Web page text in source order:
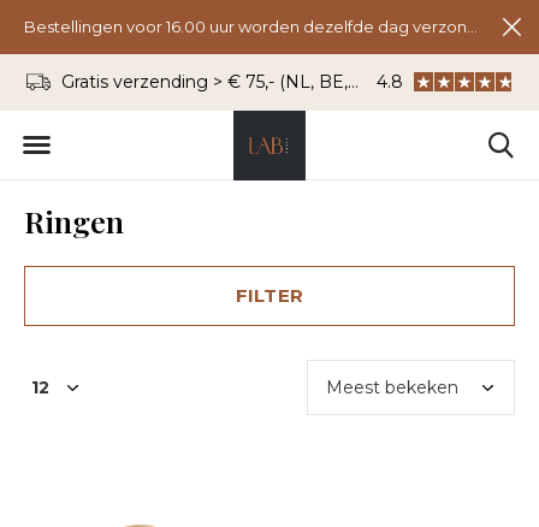
Gratis verzending > € 75,- (NL, BE, DU) WhatsApp: 06 -
4.8
Ringen
FILTER